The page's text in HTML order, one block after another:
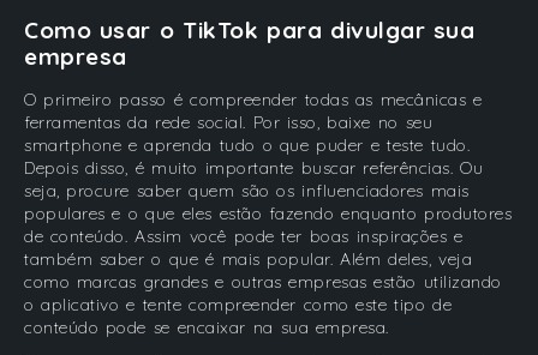
Como usar o TikTok para divulgar sua
empresa
O primeiro passo é compreender todas as mecânicas e
ferramentas da rede social. Por isso, baixe no seu
smartphone e aprenda tudo o que puder e teste tudo.
Depois disso, é muito importante buscar referências. Ou
seja, procure saber quem são os influenciadores mais
populares e o que eles estão fazendo enquanto produtores
de conteúdo. Assim você pode ter boas inspirações e
também saber o que é mais popular. Além deles, veja
como marcas grandes e outras empresas estão utilizando
o aplicativo e tente compreender como este tipo de
conteúdo pode se encaixar na sua empresa.